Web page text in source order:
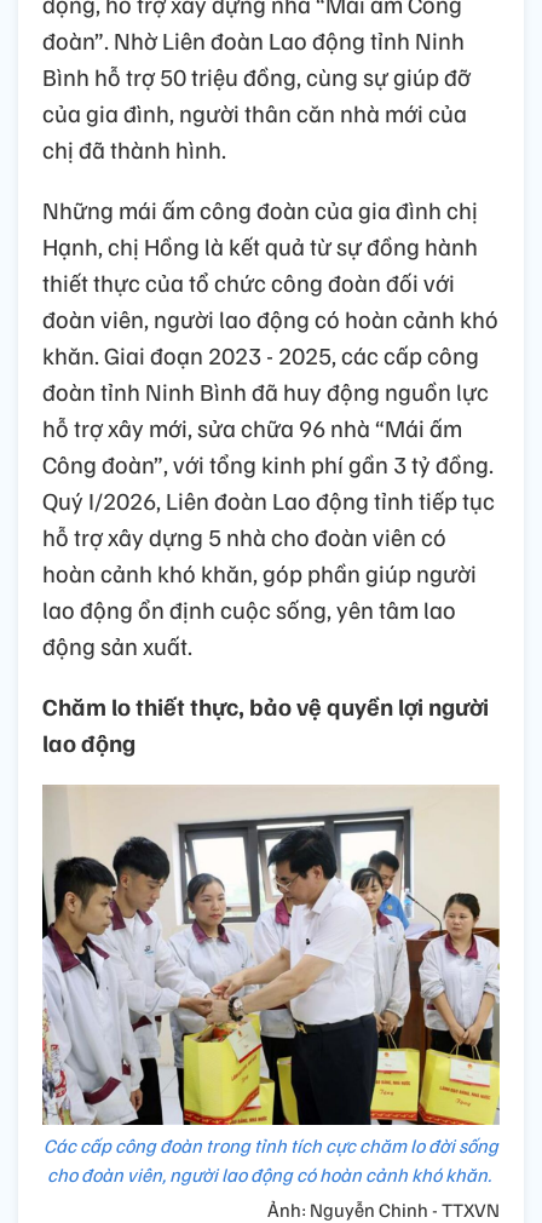
đoàn”. Nhờ Liên đoàn Lao động tỉnh Ninh
Bình hỗ trợ 50 triệu đồng, cùng sự giúp đỡ
của gia đình, người thân căn nhà mới của
chị đã thành hình.
Những mái ấm công đoàn của gia đình chị
Hạnh, chị Hồng là kết quả từ sự đồng hành
thiết thực của tổ chức công đoàn đối với
đoàn viên, người lao động có hoàn cảnh khó
khăn. Giai đoạn 2023 - 2025, các cấp công
đoàn tỉnh Ninh Bình đã huy động nguồn lực
hỗ trợ xây mới, sửa chữa 96 nhà “Mái ấm
Công đoàn”, với tổng kinh phí gần 3 tỷ đồng.
Quý I/2026, Liên đoàn Lao động tỉnh tiếp tục
hỗ trợ xây dựng 5 nhà cho đoàn viên có
hoàn cảnh khó khăn, góp phần giúp người
lao động ổn định cuộc sống, yên tâm lao
động sản xuất.
Chăm lo thiết thực, bảo vệ quyền lợi người
lao động
Các cấp công đoàn trong tỉnh tích cực chăm lo đời sống
cho đoàn viên, người lao động có hoàn cảnh khó khăn.
Ảnh: Nguyễn Chinh - TTXVN